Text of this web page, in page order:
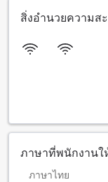
สิ่งอำนวยความส
ภาษาที่พนักงานใ
ภาษาไทย